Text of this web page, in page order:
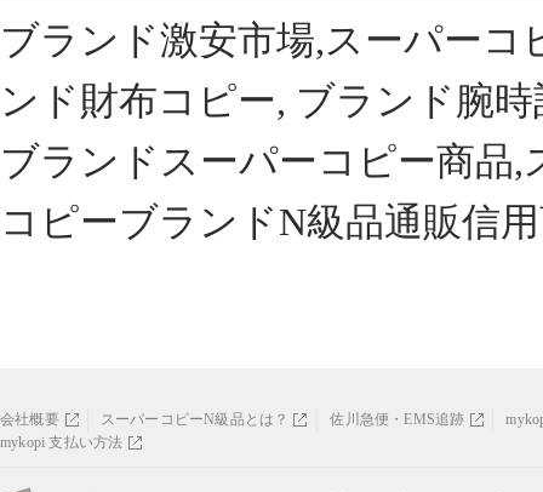
ブランド激安市場,スーパー
ンド財布コピー, ブランド腕
ブランドスーパーコピー商品
コピーブランドN級品通販信
会社概要 スーパーコピーN級品とは？ 佐川急便・EMS追跡
mykopi 支払い方法